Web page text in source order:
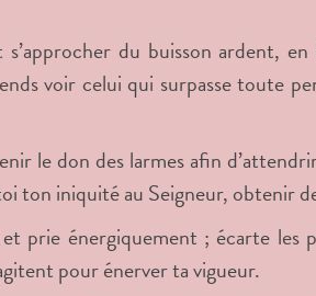
du buisson ardent,
voir celui qui surpasse toute
le don des larmes afin
ton iniquité au Seigneur, obtenir
prie énergiquement ; écarte
pour énerver ta vigueur.